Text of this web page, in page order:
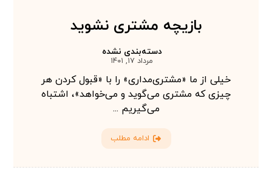
بازیچه مشتری نشوید
دسته‌بندی نشده
مرداد ۱۷, ۱۴۰۱
خیلی از ما «مشتری‌مداری» را با «قبول کردن هر
چیزی که مشتری می‌گوید و می‌خواهد»، اشتباه
می‌گیریم ...
ادامه مطلب